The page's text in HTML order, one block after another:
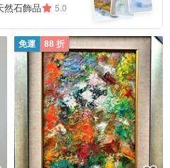
然石飾品 5.0
免運 88 折